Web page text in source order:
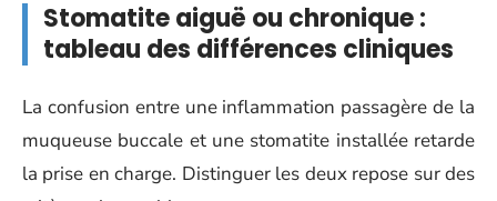
Stomatite aiguë ou chronique :
tableau des différences cliniques
La confusion entre une inflammation passagère de la
muqueuse buccale et une stomatite installée retarde
la prise en charge. Distinguer les deux repose sur des